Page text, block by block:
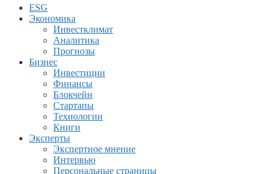
ESG
Экономика
Инвестклимат
Аналитика
Прогнозы
Бизнес
Инвестиции
Финансы
Блокчейн
Стартапы
Технологии
Книги
Эксперты
Экспертное мнение
Интервью
Персональные страницы